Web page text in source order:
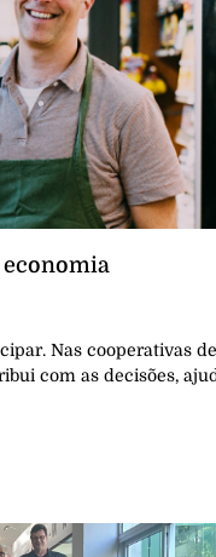
economia
Nas cooperativas de
com as decisões,